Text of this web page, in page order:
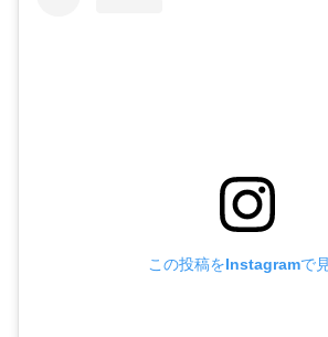
この投稿をInstagramで